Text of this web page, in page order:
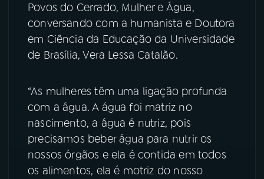
FESTIVAL DE MÚSICA
ACOMPANHE A RÁDIO NACIONAL
Instagram X
TikTok
Povos do Cerrado, Mulher e Água,
conversando com a humanista e Doutora
em Ciência da Educação da Universidade
de Brasília, Vera Lessa Catalão.
“As mulheres têm uma ligação profunda
com a água. A água foi matriz no
nascimento, a água é nutriz, pois
precisamos beber água para nutrir os
nossos órgãos e ela é contida em todos
os alimentos, ela é motriz do nosso